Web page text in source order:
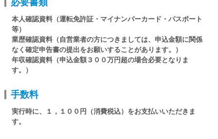
必要書類
本人確認資料（運転免許証・マイナンバーカード・パスポート
等）
業歴確認資料（自営業者の方につきましては、申込金額に関係
なく確定申告書の提出をお願いすることがあります。）
年収確認資料（申込金額３００万円超の場合必要となりま
す。）
手数料
実行時に、１，１００円（消費税込）をお支払いいただきま
す。